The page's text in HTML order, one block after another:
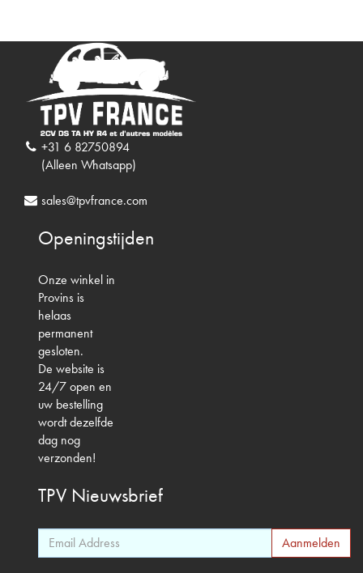
+31 6 82750894
(Alleen Whatsapp)
sales@tpvfrance.com
Openingstijden
Onze winkel in
Provins is
helaas
permanent
gesloten.
De website is
24/7 open en
uw bestelling
wordt dezelfde
dag nog
verzonden!
TPV Nieuwsbrief